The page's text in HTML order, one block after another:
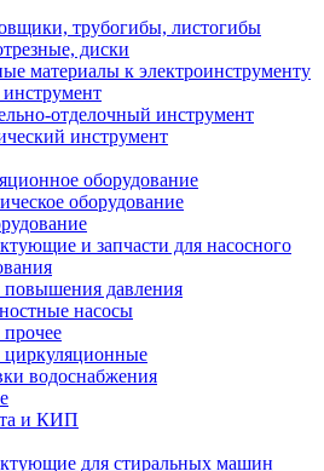
трубогибы, листогибы
диски
материалы к электроинструменту
отделочный инструмент
инструмент
оборудование
оборудование
и запчасти для насосного
давления
насосы
водоснабжения
и КИП
для стиральных машин